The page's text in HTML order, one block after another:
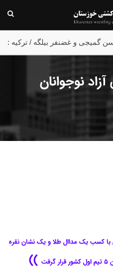
گمیجی و غضنفر بیلگه / ترکیه :
نوجوانان
با کسب یک مداال طلا و یک نشان نقره
))